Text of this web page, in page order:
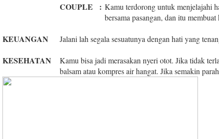
COUPLE : Kamu terdorong untuk menjelajahi
bersama pasangan, dan itu
KEUANGAN Jalani lah segala sesuatunya dengan hati yang
KESEHATAN
Kamu bisa jadi merasakan nyeri otot. Jika tidak
balsam atau kompres air hangat. Jika semakin